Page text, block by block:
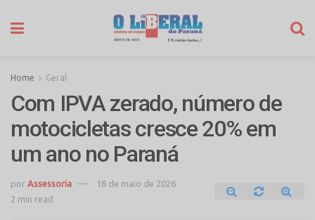
Home Geral
Com IPVA zerado, número de
motocicletas cresce 20% em
um ano no Paraná
por Assessoria
18 de maio de 2026
2 min read